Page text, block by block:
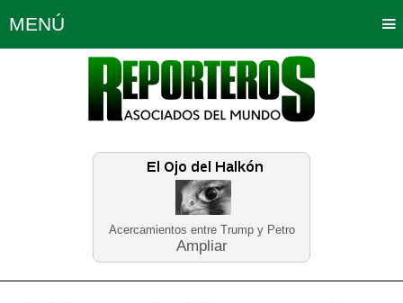
Acercamientos entre Trump y Petro
Ampliar
MENÚ
Política Opinión Bogotá
Planeta Tierra Deportes
Educación Neira